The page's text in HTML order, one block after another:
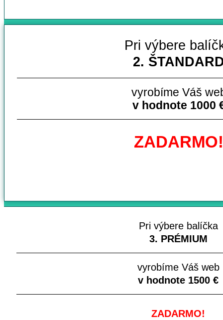
Pri výbere
2.
vyrobíme Váš
v hodnote 1000
ZADARMO!
Pri výbere balíčka
3. PRÉMIUM
vyrobíme Váš web
v hodnote 1500 €
ZADARMO!